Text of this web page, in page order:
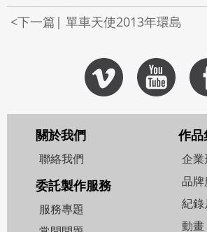
<下一篇| 單車天使2013年環島
關於我們
聯絡我們
委託製作服務
服務專題
作品
企
品
紀錄
動畫